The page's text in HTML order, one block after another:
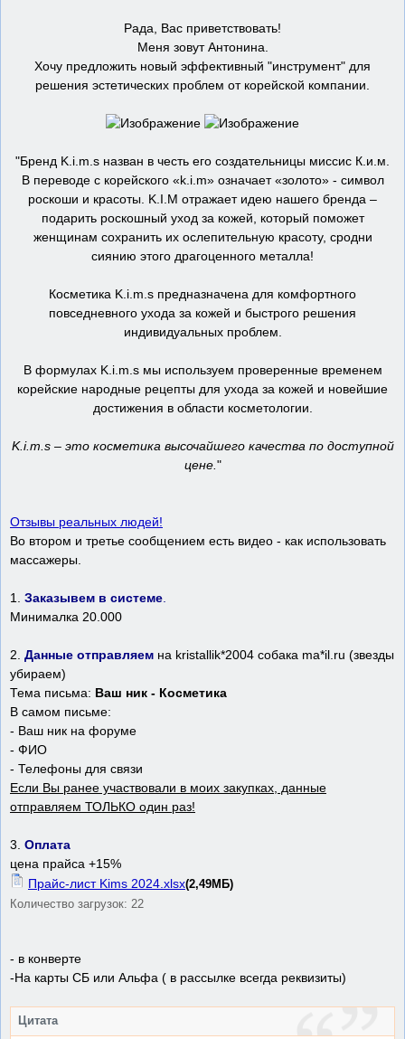
Рада, Вас приветствовать!
Меня зовут Антонина.
Хочу предложить новый эффективный "инструмент" для
решения эстетических проблем от корейской компании.
"Бренд K.i.m.s назван в честь его создательницы миссис К.и.м.
В переводе с корейского «k.i.m» означает «золото» - символ
роскоши и красоты. K.I.M отражает идею нашего бренда –
подарить роскошный уход за кожей, который поможет
женщинам сохранить их ослепительную красоту, сродни
сиянию этого драгоценного металла!
Косметика K.i.m.s предназначена для комфортного
повседневного ухода за кожей и быстрого решения
индивидуальных проблем.
В формулах K.i.m.s мы используем проверенные временем
корейские народные рецепты для ухода за кожей и новейшие
достижения в области косметологии.
K.i.m.s – это косметика высочайшего качества по доступной
цене."
Отзывы реальных людей!
Во втором и третье сообщением есть видео - как использовать
массажеры.
1. Заказывем в системе.
Минималка 20.000
2. Данные отправляем на kristallik*2004 собака ma*il.ru (звезды
убираем)
Тема письма: Ваш ник - Косметика
В самом письме:
- Ваш ник на форуме
- ФИО
- Телефоны для связи
Если Вы ранее участвовали в моих закупках, данные
отправляем ТОЛЬКО один раз!
3. Оплата
цена прайса +15%
Прайс-лист Kims 2024.xlsx(2,49МБ)
Количество загрузок: 22
- в конверте
-На карты СБ или Альфа ( в рассылке всегда реквизиты)
Цитата